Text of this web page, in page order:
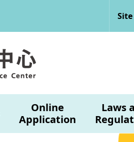
Online
Application
Laws